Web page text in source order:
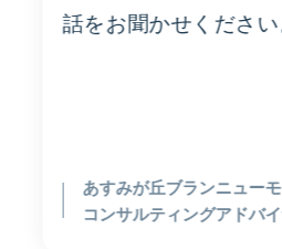
話をお聞かせください
あすみが丘ブランニュー
コンサルティングアドバ